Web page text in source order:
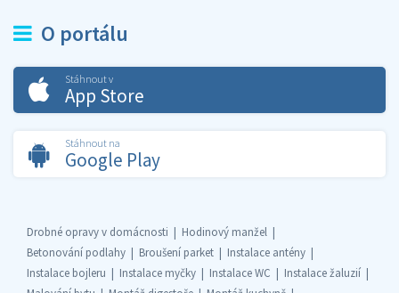
O portálu
Stáhnout v
App Store
Stáhnout na
Google Play
Drobné opravy v domácnosti
Hodinový manžel
Betonování podlahy
Broušení parket
Instalace antény
Instalace bojleru
Instalace myčky Instalace WC
Instalace žaluzií